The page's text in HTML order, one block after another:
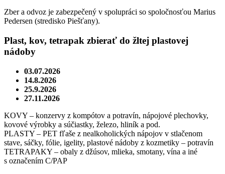
Zber a odvoz je zabezpečený v spolupráci so spoločnosťou Marius
Pedersen (stredisko Piešťany).
Plast, kov, tetrapak zbierať do žltej plastovej
nádoby
03.07.2026
14.8.2026
25.9.2026
27.11.2026
KOVY – konzervy z kompótov a potravín, nápojové plechovky,
kovové výrobky a súčiastky, železo, hliník a pod.
PLASTY – PET fľaše z nealkoholických nápojov v stlačenom
stave, sáčky, fólie, igelity, plastové nádoby z kozmetiky – potravín
TETRAPAKY – obaly z džúsov, mlieka, smotany, vína a iné
s označením C/PAP